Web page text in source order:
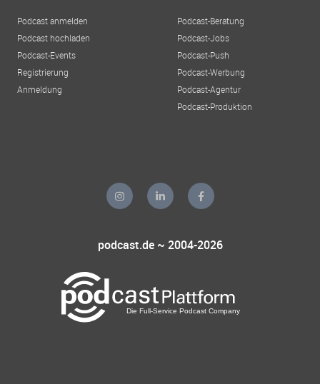
Podcast anmelden
Podcast hochladen
Podcast-Events
Registrierung
Anmeldung
Podcast-Beratung
Podcast-Jobs
Podcast-Push
Podcast-Werbung
Podcast-Agentur
Podcast-Produktion
podcast.de ~ 2004-2026